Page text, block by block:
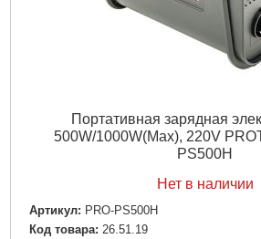
Портативная зарядная
500W/1000W(Max), 220V
PS500H
Нет в наличии
Артикул: PRO-PS500H
Код товара: 26.51.19